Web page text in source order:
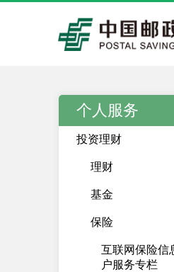
个人服务
投资理财
理财
基金
保险
互联网保险信
户服务专栏